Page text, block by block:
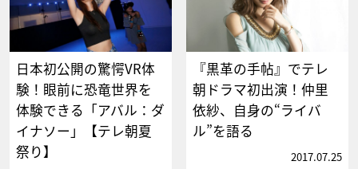
日本初公開の驚愕VR体
験！眼前に恐竜世界を
体験できる「アバル：ダ
イナソー」【テレ朝夏
祭り】
『黒革の手帖』でテレ
朝ドラマ初出演！仲里
依紗、自身の“ライバ
ル”を語る
2017.07.25